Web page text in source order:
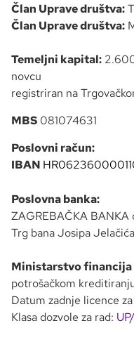
Član Uprave društva:
Član Uprave društva:
Temeljni kapital:
novcu
registriran na
MBS 081074631
Poslovni račun:
IBAN
Poslovna banka:
ZAGREBAČKA BANKA
Trg bana Josipa
Ministarstvo financija
potrošačkom
Datum zadnje licence
Klasa dozvole za rad: